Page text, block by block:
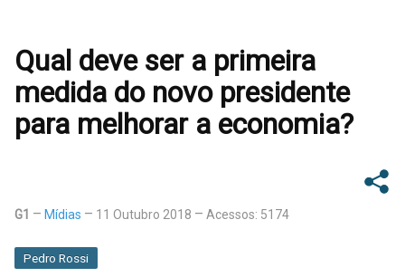
Qual deve ser a primeira
medida do novo presidente
para melhorar a economia?
G1 Mídias 11 Outubro 2018 Acessos: 5174
Pedro Rossi